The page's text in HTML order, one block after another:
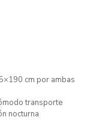
cm por ambas
transporte
nocturna